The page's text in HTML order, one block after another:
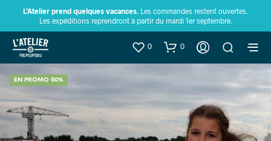
L’Atelier prend quelques vacances. Les commandes restent ouvertes.
Les expéditions reprendront à partir du mardi 1er septembre.
0 0
EN PROMO 50%